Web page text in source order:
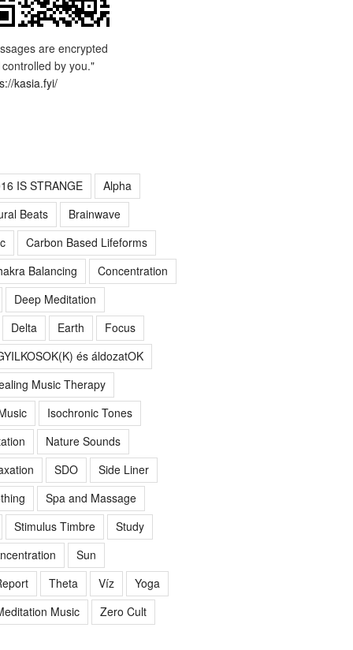
are encrypted
by you."
kasia.fyi/
IS STRANGE
Alpha
Beats
Brainwave
Carbon Based Lifeforms
Balancing
Concentration
Deep Meditation
Delta Earth
Focus
és áldozatOK
Music Therapy
Isochronic Tones
Nature Sounds
SDO
Side Liner
Spa and Massage
Stimulus Timbre
Study
Sun
Theta Víz
Yoga
Music Zero Cult